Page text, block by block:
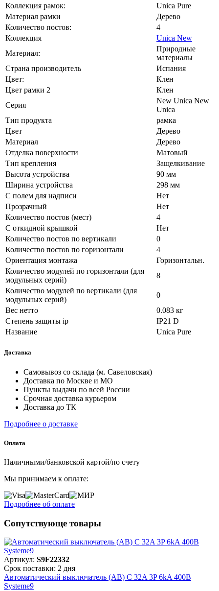
Коллекция рамок:
Unica Pure
Материал рамки
Дерево
Количество постов:
4
Коллекция
Unica New
Материал:
Природные
материалы
Страна производитель
Испания
Цвет:
Клен
Цвет рамки 2
Клен
Серия
New Unica New
Unica
Тип продукта
рамка
Цвет
Дерево
Материал
Дерево
Отделка поверхности
Матовый
Тип крепления
Защелкивание
Высота устройства
90 мм
Ширина устройства
298 мм
С полем для надписи
Нет
Прозрачный
Нет
Количество постов (мест)
4
С откидной крышкой
Нет
Количество постов по вертикали
0
Количество постов по горизонтали
4
Ориентация монтажа
Горизонтальн.
Количество модулей по горизонтали (для
модульных серий)
8
Количество модулей по вертикали (для
модульных серий)
0
Вес нетто
0.083 кг
Степень защиты ip
IP21 D
Название
Unica Pure
Доставка
Самовывоз со склада (м. Савеловская)
Доставка по Москве и МО
Пункты выдачи по всей России
Срочная доставка курьером
Доставка до ТК
Подробнее о доставке
Оплата
Наличными/банковской картой/по счету
Мы принимаем к оплате:
Подробнее об оплате
Сопутствующе товары
Артикул: S9F22332
Срок поставки: 2 дня
Автоматический выключатель (АВ) C 32A 3P 6kA 400В
Systeme9